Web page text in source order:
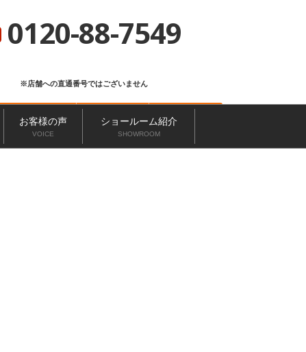
0120-88-7549
※店舗への直通番号ではございません
来店予約
お客様の声
VOICE
ショールーム紹介
SHOWROOM